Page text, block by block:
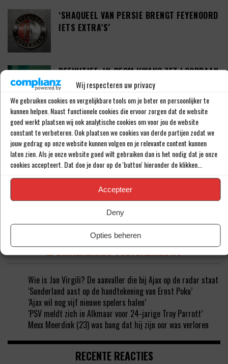
Wij respecteren uw privacy
We gebruiken cookies en vergelijkbare tools om je beter en persoonlijker te
kunnen helpen. Naast functionele cookies die ervoor zorgen dat de website
goed werkt plaatsen wij ook analytische cookies om voor jou de website
constant te verbeteren. Ook plaatsen we cookies van derde partijen zodat we
jouw gedrag op onze website kunnen volgen en je relevante content kunnen
laten zien. Als je onze website goed wilt gebruiken dan is het nodig dat je onze
cookies accepteert. Dat doe je door op de 'button' hieronder de klikken...
Accepteer
Deny
Opties beheren
‘SHAQUEEL VAN PERSIE BRENGT FEYENOORD
IETS EXTRA’S’
DEFINITIEF: IN-BEOM HWANG ZET LOOPBAAN
VOORT BIJ FC PORTO
‘CRYSENSIO SUMMERVILLE DICHT BIJ
AKKOORD MET AS ROMA’
THOMAS BEELEN NA EEN JAAR OP DE WEG
TERUG BIJ FEYENOORD
BINNENLANDS VOETBALNIEUWS
Wie is Jan Virgili? De aanvaller die bij Ajax op de radar staat
‘Sunderland aast op de handtekening van Ernst Poku’
‘Ajax wil nog vijf nieuwe spelers halen’
‘PSV meldt zich in Alkmaar voor 24-jarige Troy Parrott’
Mexx Meerdink (23) was bang dat hij zijn oor was verloren
RECENTE REACTIES